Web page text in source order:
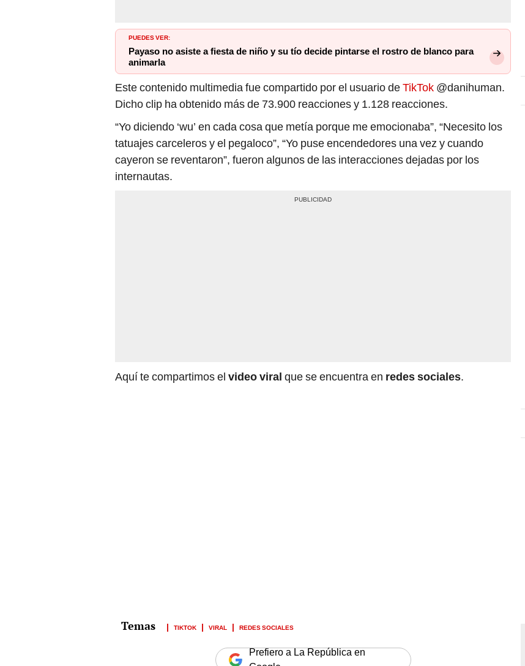
PUEDES VER:
Payaso no asiste a fiesta de niño y su tío decide pintarse el rostro de blanco para
animarla
Este contenido multimedia fue compartido por el usuario deTikTok @danihuman.
Dicho clip ha obtenido más de 73.900 reacciones y 1.128 reacciones.
“Yo diciendo ‘wu’ en cada cosa que metía porque me emocionaba”, “Necesito los
tatuajes carceleros y el pegaloco”, “Yo puse encendedores una vez y cuando
cayeron se reventaron”, fueron algunos de las interacciones dejadas por los
internautas.
Aquí te compartimos el video viral que se encuentra en redes sociales.
TIKTOK VIRAL REDES SOCIALES
Prefiero a La República en